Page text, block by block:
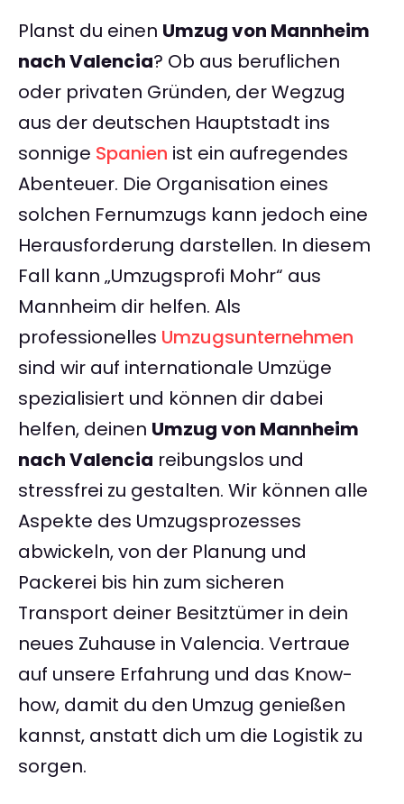
Planst du einen Umzug von Mannheim
nach Valencia? Ob aus beruflichen
oder privaten Gründen, der Wegzug
aus der deutschen Hauptstadt ins
sonnige Spanien ist ein aufregendes
Abenteuer. Die Organisation eines
solchen Fernumzugs kann jedoch eine
Herausforderung darstellen. In diesem
Fall kann „Umzugsprofi Mohr“ aus
Mannheim dir helfen. Als
professionelles Umzugsunternehmen
sind wir auf internationale Umzüge
spezialisiert und können dir dabei
helfen, deinen Umzug von Mannheim
nach Valencia reibungslos und
stressfrei zu gestalten. Wir können alle
Aspekte des Umzugsprozesses
abwickeln, von der Planung und
Packerei bis hin zum sicheren
Transport deiner Besitztümer in dein
neues Zuhause in Valencia. Vertraue
auf unsere Erfahrung und das Know-
how, damit du den Umzug genießen
kannst, anstatt dich um die Logistik zu
sorgen.